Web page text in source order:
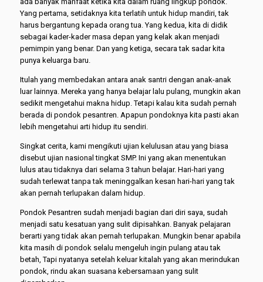
Yang pertama, setidaknya kita terlatih untuk hidup mandiri, tak
harus bergantung kepada orang tua. Yang kedua, kita di didik
sebagai kader-kader masa depan yang kelak akan menjadi
pemimpin yang benar. Dan yang ketiga, secara tak sadar kita
punya keluarga baru.
Itulah yang membedakan antara anak santri dengan anak-anak
luar lainnya. Mereka yang hanya belajar lalu pulang, mungkin akan
sedikit mengetahui makna hidup. Tetapi kalau kita sudah pernah
berada di pondok pesantren. Apapun pondoknya kita pasti akan
lebih mengetahui arti hidup itu sendiri.
Singkat cerita, kami mengikuti ujian kelulusan atau yang biasa
disebut ujian nasional tingkat SMP. Ini yang akan menentukan
lulus atau tidaknya dari selama 3 tahun belajar. Hari-hari yang
sudah terlewat tanpa tak meninggalkan kesan hari-hari yang tak
akan pernah terlupakan dalam hidup.
Pondok Pesantren sudah menjadi bagian dari diri saya, sudah
menjadi satu kesatuan yang sulit dipisahkan. Banyak pelajaran
berarti yang tidak akan pernah terlupakan. Mungkin benar apabila
kita masih di pondok selalu mengeluh ingin pulang atau tak
betah, Tapi nyatanya setelah keluar kitalah yang akan merindukan
pondok, rindu akan suasana kebersamaan yang sulit